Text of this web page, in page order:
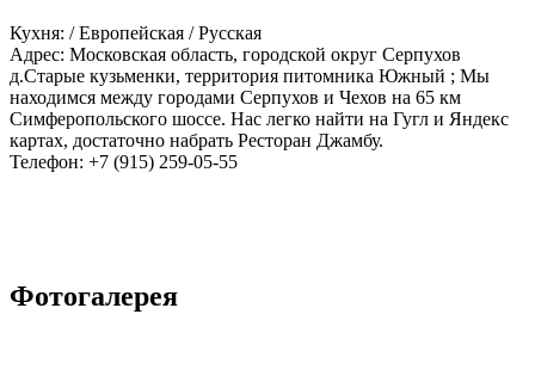
Кухня: / Европейская / Русская
Адрес: Московская область, городской округ Серпухов
д.Старые кузьменки, территория питомника Южный ; Мы
находимся между городами Серпухов и Чехов на 65 км
Симферопольского шоссе. Нас легко найти на Гугл и Яндекс
картах, достаточно набрать Ресторан Джамбу.
Телефон: +7 (915) 259-05-55
Фотогалерея